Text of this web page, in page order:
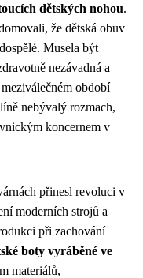
dětských nohou.
že dětská obuv
Musela být
nezávadná a
období
nebývalý rozmach,
koncernem v
přinesl revoluci v
moderních strojů a
při zachování
boty vyráběné ve
materiálů,